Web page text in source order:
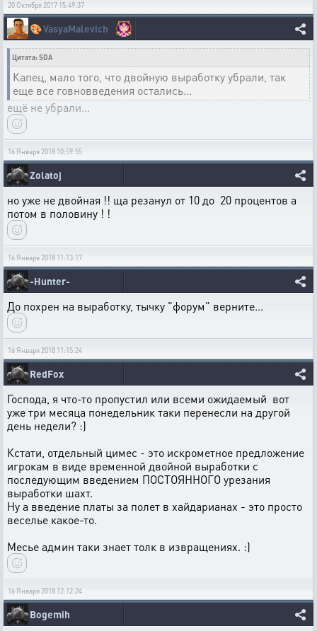
20 Октября 2017 15:49:37
🎨VasyaMalevich
Цитата: SDA
Капец, мало того, что двойную выработку убрали, так
еще все говновведения остались...
ещё не убрали...
16 Января 2018 10:59:55
Zolatoj
но уже не двойная !! ща резанул от 10 до 20 процентов а
потом в половину ! !
16 Января 2018 11:13:17
-Hunter-
До похрен на выработку, тычку "форум" верните...
16 Января 2018 11:15:24
RedFox
Господа, я что-то пропустил или всеми ожидаемый вот
уже три месяца понедельник таки перенесли на другой
день недели? :)
Кстати, отдельный цимес - это искрометное предложение
игрокам в виде временной двойной выработки с
последующим введением ПОСТОЯННОГО урезания
выработки шахт.
Ну а введение платы за полет в хайдарианах - это просто
веселье какое-то.
Месье админ таки знает толк в извращениях. :)
16 Января 2018 12:12:24
Bogemih